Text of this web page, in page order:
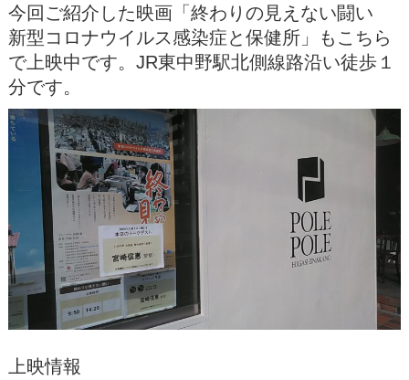
今回ご紹介した映画「終わりの見えない闘い
新型コロナウイルス感染症と保健所」もこちら
で上映中です。JR東中野駅北側線路沿い徒歩１
分です。
上映情報